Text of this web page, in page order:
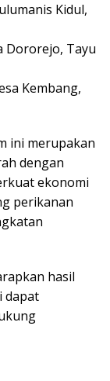
Kidul,
Dororejo, Tayu
Kembang,
ini merupakan
dengan
ekonomi
perikanan
hasil
dapat